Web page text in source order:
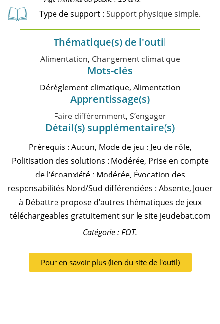
Type de support : Support physique simple.
Thématique(s) de l'outil
Alimentation, Changement climatique
Mots-clés
Dérèglement climatique, Alimentation
Apprentissage(s)
Faire différemment, S’engager
Détail(s) supplémentaire(s)
Prérequis : Aucun, Mode de jeu : Jeu de rôle,
Politisation des solutions : Modérée, Prise en compte
de l’écoanxiété : Modérée, Évocation des
responsabilités Nord/Sud différenciées : Absente, Jouer
à Débattre propose d’autres thématiques de jeux
téléchargeables gratuitement sur le site jeudebat.com
Catégorie : FOT.
Pour en savoir plus (lien du site de l'outil)